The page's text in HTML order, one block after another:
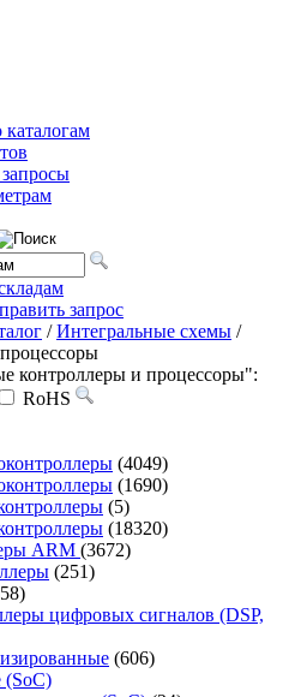
запрос
/Интегральные схемы /
контроллеры и процессоры":
RoHS
(4049)
(1690)
(5)
(18320)
ARM (3672)
(251)
цифровых сигналов (DSP,
(606)
(SoC)